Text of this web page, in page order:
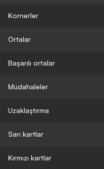
Kornerler
Ortalar
Başarılı ortalar
Müdahaleler
Uzaklaştırma
Sarı kartlar
Kırmızı kartlar